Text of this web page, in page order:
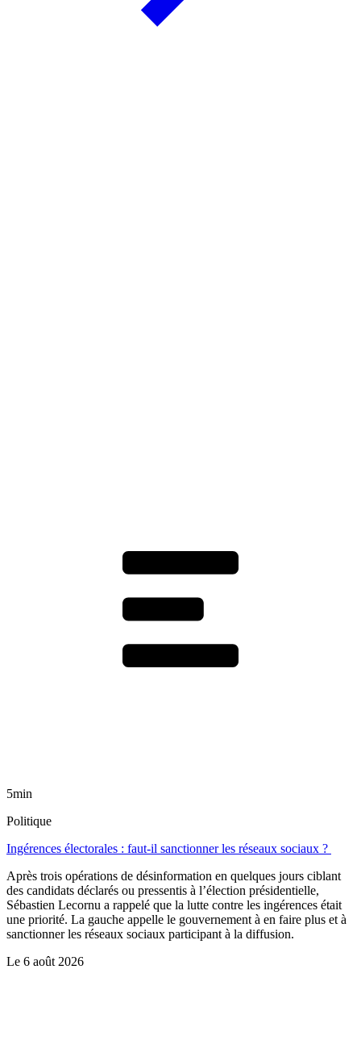
5min
Politique
Ingérences électorales : faut-il sanctionner les réseaux sociaux ?
Après trois opérations de désinformation en quelques jours ciblant
des candidats déclarés ou pressentis à l’élection présidentielle,
Sébastien Lecornu a rappelé que la lutte contre les ingérences était
une priorité. La gauche appelle le gouvernement à en faire plus et à
sanctionner les réseaux sociaux participant à la diffusion.
Le 6 août 2026